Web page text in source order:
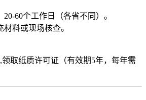
20-60个工作日（各省不同）。
材料或现场核查。
领取纸质许可证（有效期5年，每年需